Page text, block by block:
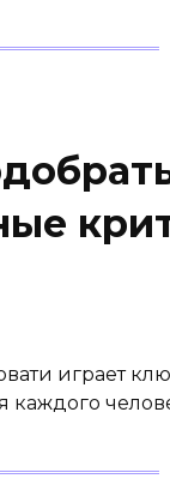
играет